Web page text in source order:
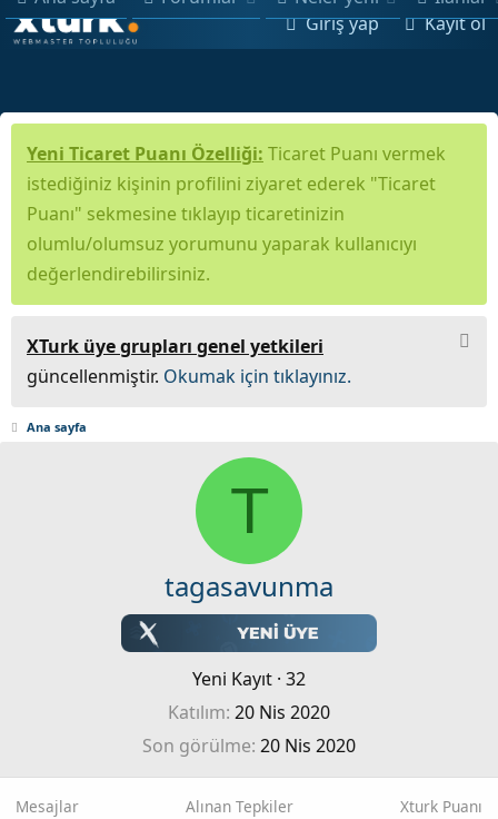
Giriş yap Kayıt ol
Yeni Ticaret Puanı Özelliği: Ticaret Puanı vermek
istediğiniz kişinin profilini ziyaret ederek "Ticaret
Puanı" sekmesine tıklayıp ticaretinizin
olumlu/olumsuz yorumunu yaparak kullanıcıyı
değerlendirebilirsiniz.
XTurk üye grupları genel yetkileri
güncellenmiştir. Okumak için tıklayınız.
Ana sayfa
T
tagasavunma
Yeni Kayıt · 32
Katılım 20 Nis 2020
Son görülme 20 Nis 2020
Mesajlar Alınan Tepkiler Xturk Puanı